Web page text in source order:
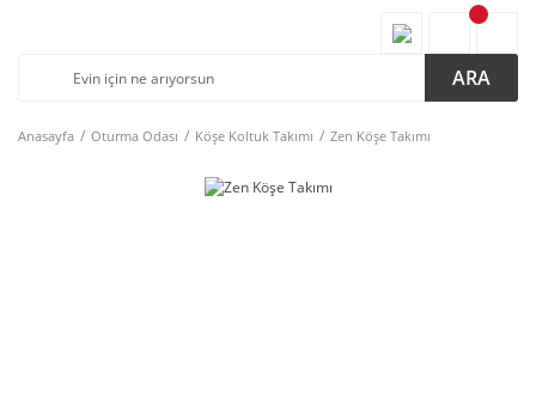
ARA
Anasayfa Oturma Odası Köşe Koltuk Takımı Zen Köşe Takımı